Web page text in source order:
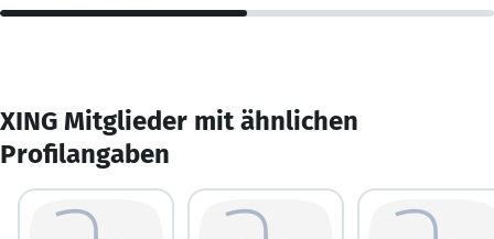
XING Mitglieder mit ähnlichen
Profilangaben